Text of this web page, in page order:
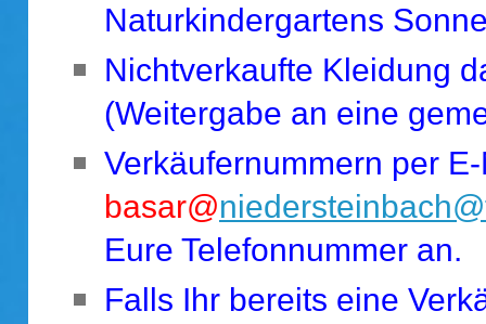
Naturkindergartens
Nichtverkaufte Kleidung
(Weitergabe an eine
Verkäufernummern per
basar@
Eure Telefonnummer an.
Falls Ihr bereits eine